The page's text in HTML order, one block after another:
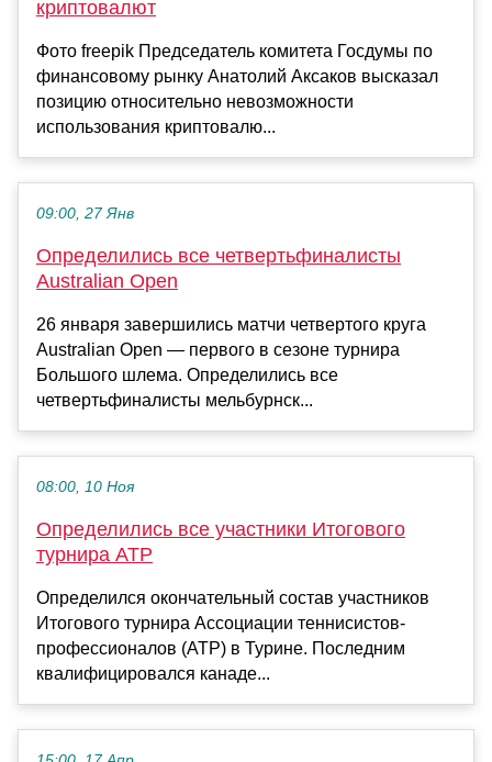
криптовалют
Фото freepik Председатель комитета Госдумы по
финансовому рынку Анатолий Аксаков высказал
позицию относительно невозможности
использования криптовалю...
09:00, 27 Янв
Определились все четвертьфиналисты
Australian Open
26 января завершились матчи четвертого круга
Australian Open — первого в сезоне турнира
Большого шлема. Определились все
четвертьфиналисты мельбурнск...
08:00, 10 Ноя
Определились все участники Итогового
турнира АТР
Определился окончательный состав участников
Итогового турнира Ассоциации теннисистов-
профессионалов (ATP) в Турине. Последним
квалифицировался канаде...